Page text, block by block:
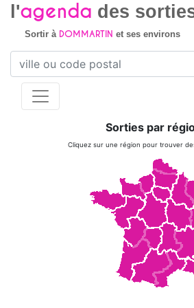
l'agenda des
Sortir à DOMMARTIN et ses environs
Sorties par
Cliquez sur une région pour trouver